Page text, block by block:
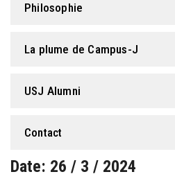
Philosophie
La plume de Campus-J
USJ Alumni
Contact
Date: 26 / 3 / 2024